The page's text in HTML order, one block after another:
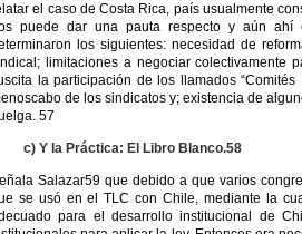
el caso de Costa Rica, país usualmente
puede dar una pauta respecto y aún ahí
los siguientes: necesidad de
limitaciones a negociar colectivamente
la participación de los llamados
de los sindicatos y; existencia de
57
c) Y la Práctica: El Libro Blanco.58
Salazar59 que debido a que varios
se usó en el TLC con Chile, mediante la
para el desarrollo institucional de